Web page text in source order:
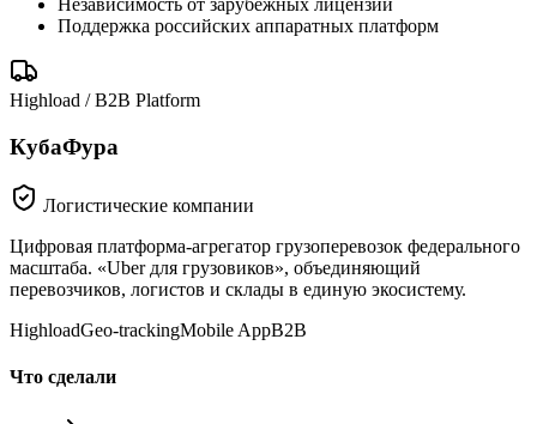
Независимость от зарубежных лицензий
Поддержка российских аппаратных платформ
Highload / B2B Platform
КубаФура
Логистические компании
Цифровая платформа-агрегатор грузоперевозок федерального
масштаба. «Uber для грузовиков», объединяющий
перевозчиков, логистов и склады в единую экосистему.
HighloadGeo-trackingMobile AppB2B
Что сделали